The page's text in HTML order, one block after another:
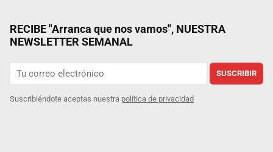
RECIBE "Arranca que nos vamos", NUESTRA
NEWSLETTER SEMANAL
SUSCRIBIR
Suscribiéndote aceptas nuestra política de privacidad